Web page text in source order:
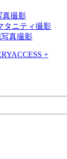
真撮影
タニティ撮影
真撮影
ACCESS +